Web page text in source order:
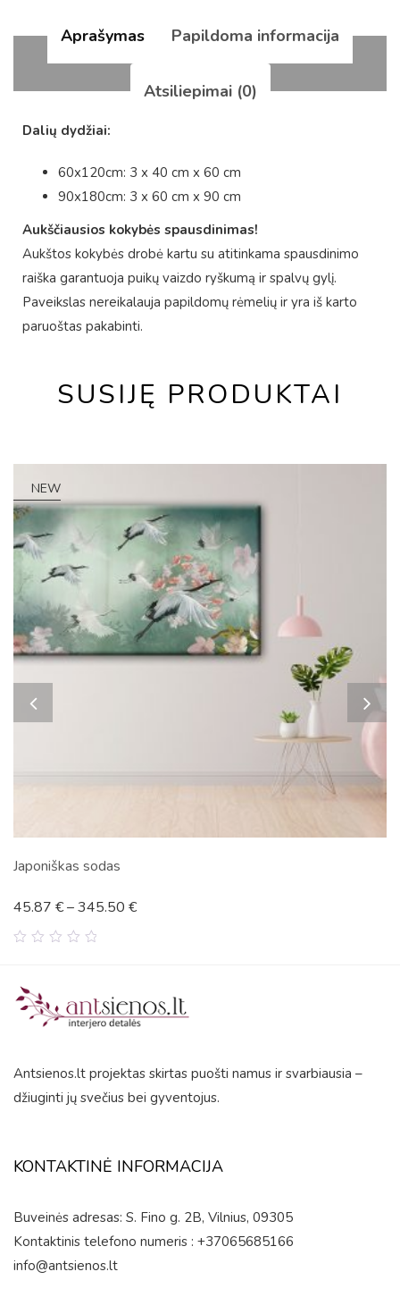
Aprašymas Papildoma informacija
Atsiliepimai (0)
Dalių dydžiai:
60x120cm: 3 x 40 cm x 60 cm
90x180cm: 3 x 60 cm x 90 cm
Aukščiausios kokybės spausdinimas!
Aukštos kokybės drobė kartu su atitinkama spausdinimo
raiška garantuoja puikų vaizdo ryškumą ir spalvų gylį.
Paveikslas nereikalauja papildomų rėmelių ir yra iš karto
paruoštas pakabinti.
SUSIJĘ PRODUKTAI
NEW
Japoniškas sodas
5
45.87 €–345.50 €
Antsienos.lt projektas skirtas puošti namus ir svarbiausia –
džiuginti jų svečius bei gyventojus.
KONTAKTINĖ INFORMACIJA
Buveinės adresas: S. Fino g. 2B, Vilnius, 09305
Kontaktinis telefono numeris : +37065685166
info@antsienos.lt